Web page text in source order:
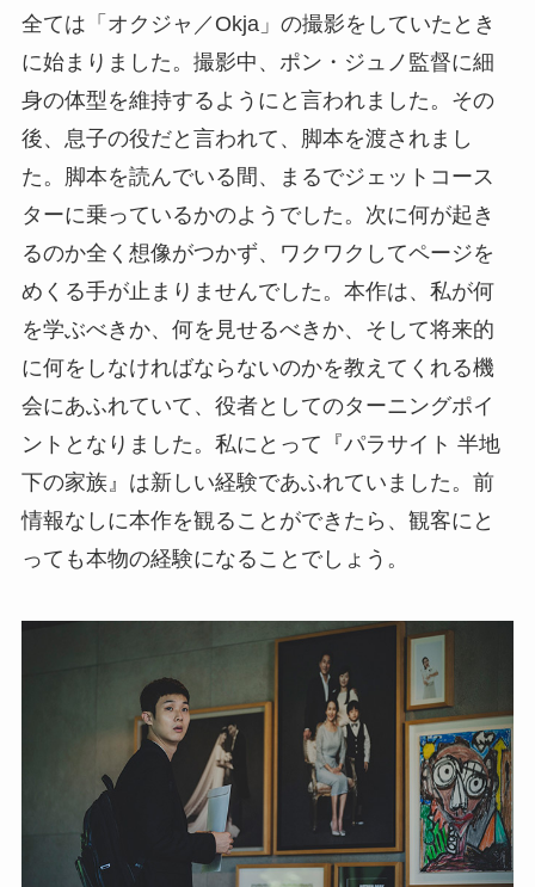
全ては「オクジャ／Okja」の撮影をしていたとき
に始まりました。撮影中、ポン・ジュノ監督に細
身の体型を維持するようにと言われました。その
後、息子の役だと言われて、脚本を渡されまし
た。脚本を読んでいる間、まるでジェットコース
ターに乗っているかのようでした。次に何が起き
るのか全く想像がつかず、ワクワクしてページを
めくる手が止まりませんでした。本作は、私が何
を学ぶべきか、何を見せるべきか、そして将来的
に何をしなければならないのかを教えてくれる機
会にあふれていて、役者としてのターニングポイ
ントとなりました。私にとって『パラサイト 半地
下の家族』は新しい経験であふれていました。前
情報なしに本作を観ることができたら、観客にと
っても本物の経験になることでしょう。